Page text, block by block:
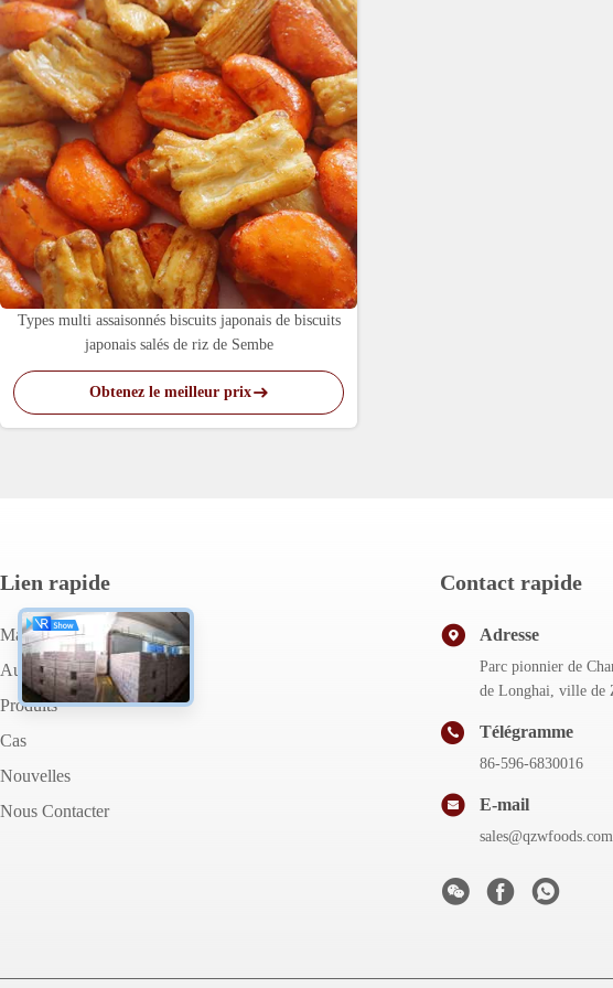
Types multi assaisonnés biscuits japonais de biscuits
japonais salés de riz de Sembe
Obtenez le meilleur prix
Lien rapide
Maison
Au Sujet De Nous
Produits
Cas
Nouvelles
Nous Contacter
Contact rapide
Adresse
Parc pionnier de
de Longhai, ville de
Télégramme
86-596-6830016
E-mail
sales@qzwfoods.com